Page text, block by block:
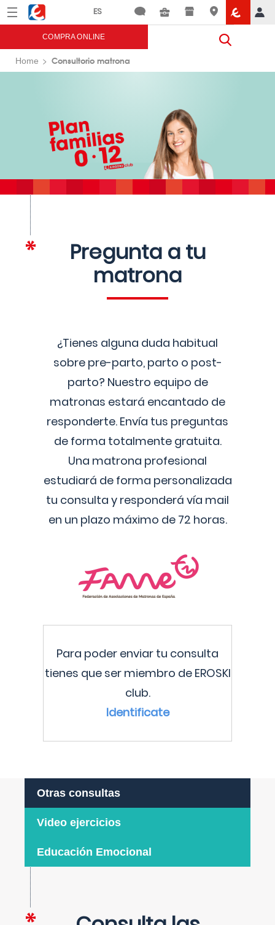
Menú Eroski
COMPRA ONLINE
Home Consultorio matrona
Pregunta a tu
matrona
¿Tienes alguna duda habitual
sobre pre-parto, parto o post-
parto? Nuestro equipo de
matronas estará encantado de
responderte. Envía tus preguntas
de forma totalmente gratuita.
Una matrona profesional
estudiará de forma personalizada
tu consulta y responderá vía mail
en un plazo máximo de 72 horas.
Para poder enviar tu consulta
tienes que ser miembro de EROSKI
club.
Identificate
Otras consultas
Video ejercicios
Educación Emocional